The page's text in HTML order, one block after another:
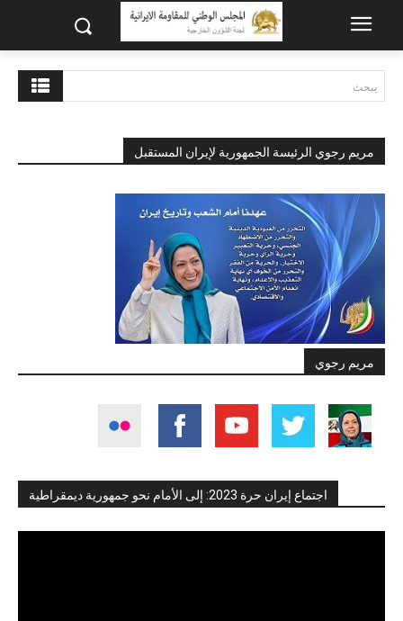
يبحث
مريم رجوي الرئيسة الجمهورية لإيران المستقبل
مريم رجوي
اجتماع إيران حرة 2023: إلى الأمام نحو جمهورية ديمقراطية